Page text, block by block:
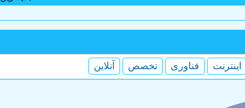
اینترنت فناوری تخصص آنلاین